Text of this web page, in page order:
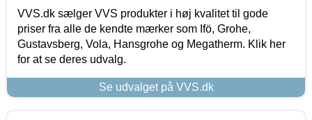
VVS.dk sælger VVS produkter i høj kvalitet til gode
priser fra alle de kendte mærker som Ifö, Grohe,
Gustavsberg, Vola, Hansgrohe og Megatherm. Klik her
for at se deres udvalg.
Se udvalget på VVS.dk